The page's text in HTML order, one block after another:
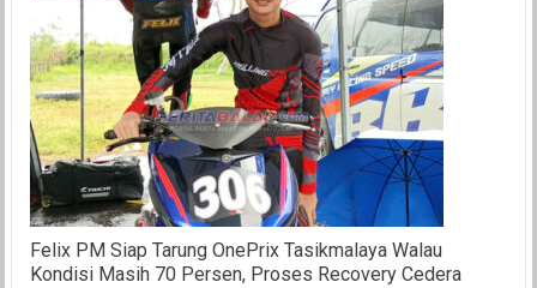
Felix PM Siap Tarung OnePrix Tasikmalaya Walau
Kondisi Masih 70 Persen, Proses Recovery Cedera